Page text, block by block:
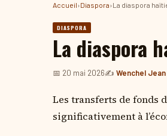
Accueil›Diaspora›La diaspora
DIASPORA
La diaspora
📅 20 mai 2026✍️ Wenchel
Les transferts de fonds
significativement à